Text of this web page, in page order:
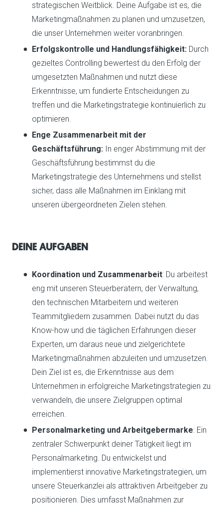
strategischen Weitblick. Deine Aufgabe ist es, die
Marketingmaßnahmen zu planen und umzusetzen,
die unser Unternehmen weiter voranbringen.
Erfolgskontrolle und Handlungsfähigkeit: Durch
gezieltes Controlling bewertest du den Erfolg der
umgesetzten Maßnahmen und nutzt diese
Erkenntnisse, um fundierte Entscheidungen zu
treffen und die Marketingstrategie kontinuierlich zu
optimieren.
Enge Zusammenarbeit mit der
Geschäftsführung: In enger Abstimmung mit der
Geschäftsführung bestimmst du die
Marketingstrategie des Unternehmens und stellst
sicher, dass alle Maßnahmen im Einklang mit
unseren übergeordneten Zielen stehen.
DEINE AUFGABEN
Koordination und Zusammenarbeit: Du arbeitest
eng mit unseren Steuerberatern, der Verwaltung,
den technischen Mitarbeitern und weiteren
Teammitgliedern zusammen. Dabei nutzt du das
Know-how und die täglichen Erfahrungen dieser
Experten, um daraus neue und zielgerichtete
Marketingmaßnahmen abzuleiten und umzusetzen.
Dein Ziel ist es, die Erkenntnisse aus dem
Unternehmen in erfolgreiche Marketingstrategien zu
verwandeln, die unsere Zielgruppen optimal
erreichen.
Personalmarketing und Arbeitgebermarke: Ein
zentraler Schwerpunkt deiner Tätigkeit liegt im
Personalmarketing. Du entwickelst und
implementierst innovative Marketingstrategien, um
unsere Steuerkanzlei als attraktiven Arbeitgeber zu
positionieren. Dies umfasst Maßnahmen zur